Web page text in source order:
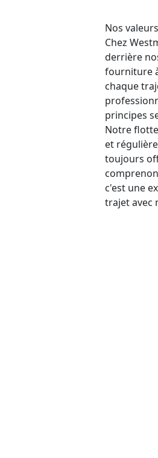
Nos valeurs
Chez
derrière
fourniture
chaque
principes
Notre
et
toujours
c'est une
trajet avec